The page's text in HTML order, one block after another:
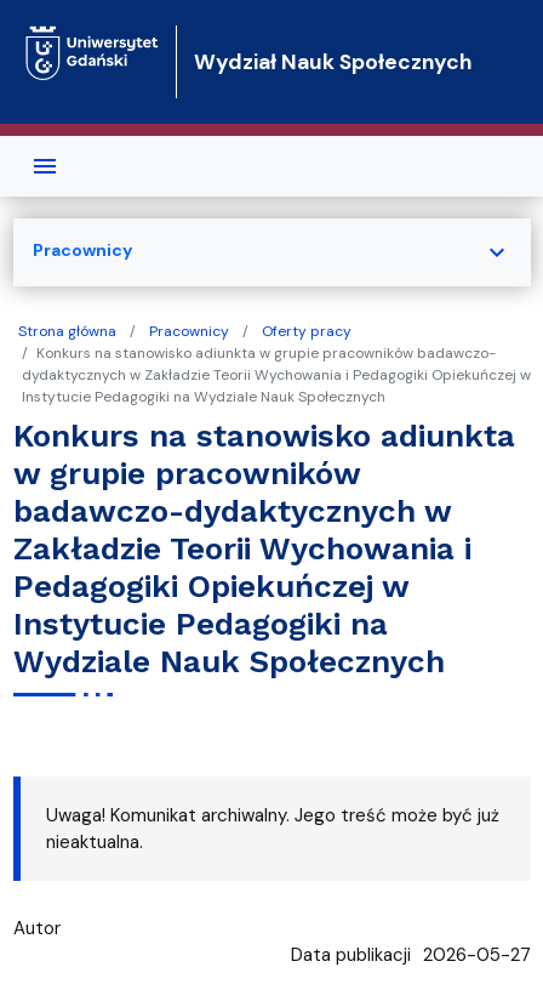
Wydział Nauk Społecznych
Strona główna Pracownicy
Oferty pracy
Konkurs na stanowisko adiunkta w grupie pracowników badawczo-
dydaktycznych w Zakładzie Teorii Wychowania i Pedagogiki Opiekuńczej w
Instytucie Pedagogiki na Wydziale Nauk Społecznych
Konkurs na stanowisko adiunkta
w grupie pracowników
badawczo-dydaktycznych w
Zakładzie Teorii Wychowania i
Pedagogiki Opiekuńczej w
Instytucie Pedagogiki na
Wydziale Nauk Społecznych
Uwaga! Komunikat archiwalny. Jego treść może być już
nieaktualna.
Autor
Data publikacji 2026-05-27
Pracownicy expand_more